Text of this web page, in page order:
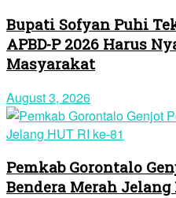
Bupati Sofyan Puhi
APBD-P 2026 Harus
Masyarakat
August 3, 2026
Pemkab Gorontalo
Bendera Merah Jelang